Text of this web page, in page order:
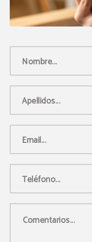
Nombre...
Apellidos...
Email...
Teléfono...
Comentarios...